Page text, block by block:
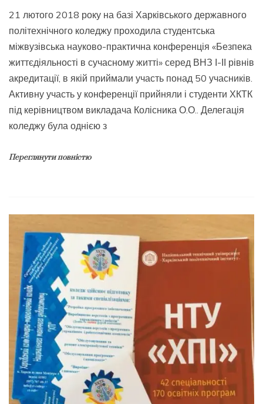
21 лютого 2018 року на базі Харківського державного
політехнічного коледжу проходила студентська
міжвузівська науково-практична конференція «Безпека
життєдіяльності в сучасному житті» серед ВНЗ І-ІІ рівнів
акредитації, в якій приймали участь понад 50 учасників.
Активну участь у конференції прийняли і студенти ХКТК
під керівництвом викладача Колісника О.О.. Делегація
коледжу була однією з
Переглянути повністю